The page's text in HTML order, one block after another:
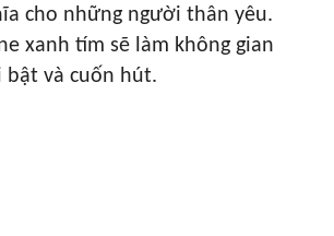
cho những người thân yêu.
xanh tím sẽ làm không gian
và cuốn hút.